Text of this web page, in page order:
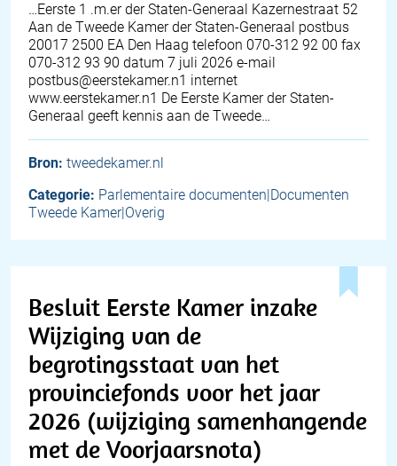
…Eerste 1 .m.er der Staten-Generaal Kazernestraat 52
Aan de Tweede Kamer der Staten-Generaal postbus
20017 2500 EA Den Haag telefoon 070-312 92 00 fax
070-312 93 90 datum 7 juli 2026 e-mail
postbus@eerstekamer.n1 internet
www.eerstekamer.n1 De Eerste Kamer der Staten-
Generaal geeft kennis aan de Tweede…
Bron: tweedekamer.nl
Categorie: Parlementaire documenten|Documenten
Tweede Kamer|Overig
Besluit Eerste Kamer inzake
Wijziging van de
begrotingsstaat van het
provinciefonds voor het jaar
2026 (wijziging samenhangende
met de Voorjaarsnota)